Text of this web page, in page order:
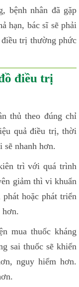
bệnh nhân đã gặp
hạn, bác sĩ sẽ phải
trị thường phức
điều trị
thủ theo đúng chỉ
quả điều trị, thời
sẽ nhanh hơn.
trì với quá trình
giảm thì vi khuẩn
hoặc phát triển
hơn.
mua thuốc kháng
sai thuốc sẽ khiến
nguy hiểm hơn.